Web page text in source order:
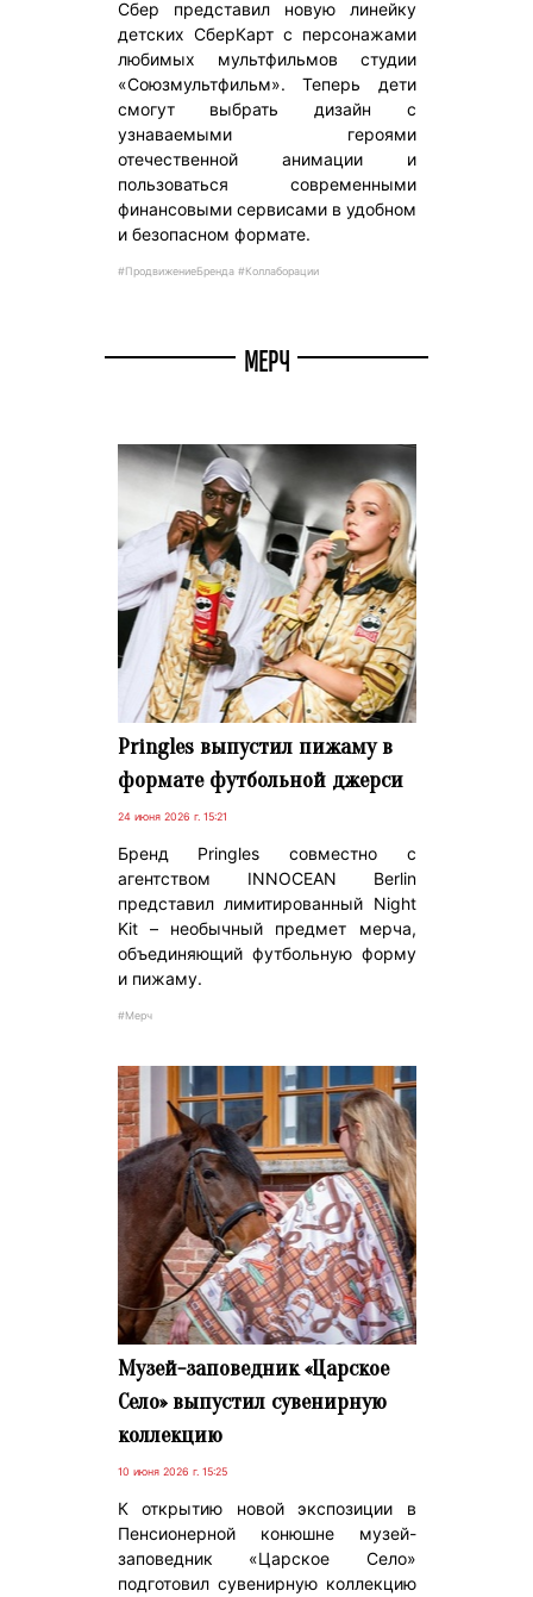
Сбер представил новую линейку
детских СберКарт с персонажами
любимых мультфильмов студии
«Союзмультфильм». Теперь дети
смогут выбрать дизайн с
узнаваемыми героями
отечественной анимации и
пользоваться современными
финансовыми сервисами в удобном
и безопасном формате.
#ПродвижениеБренда #Коллаборации
МЕРЧ
Pringles выпустил пижаму в
формате футбольной джерси
24 июня 2026 г. 15:21
Бренд Pringles совместно с
агентством INNOCEAN Berlin
представил лимитированный Night
Kit – необычный предмет мерча,
объединяющий футбольную форму
и пижаму.
#Мерч
Музей-заповедник «Царское
Село» выпустил сувенирную
коллекцию
10 июня 2026 г. 15:25
К открытию новой экспозиции в
Пенсионерной конюшне музей-
заповедник «Царское Село»
подготовил сувенирную коллекцию